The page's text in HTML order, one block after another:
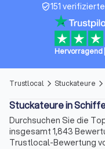
verified_user151
Hervorragend|
Trustlocal arrow_forward_ios Stuckateure arrow_forward_ios
Stuckateure in
Durchsuchen Sie die
insgesamt 1,843
Trustlocal-Bewertung